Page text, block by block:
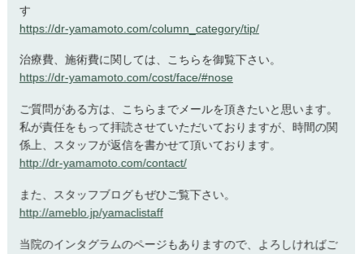
す
https://dr-yamamoto.com/column_category/tip/
治療費、施術費に関しては、こちらを御覧下さい。
https://dr-yamamoto.com/cost/face/#nose
ご質問がある方は、こちらまでメールを頂きたいと思います。
私が責任をもって拝読させていただいておりますが、時間の関
係上、スタッフが返信を書かせて頂いております。
http://dr-yamamoto.com/contact/
また、スタッフブログもぜひご覧下さい。
http://ameblo.jp/yamaclistaff
当院のインタグラムのページもありますので、よろしければご